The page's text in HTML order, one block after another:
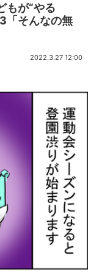
もが“やる
「そんなの無
2022.3.27 12:00